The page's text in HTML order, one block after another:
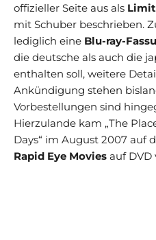
offizieller Seite aus als
mit Schuber beschrieben.
lediglich eine Blu-ray-
die deutsche als auch die
enthalten soll, weitere
Ankündigung stehen
Vorbestellungen sind
Hierzulande kam „The
Days“ im August 2007 auf
Rapid Eye Movies auf DVD